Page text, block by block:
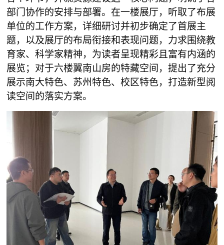
部门协作的安排与部署。在一楼展厅，听取了布展
单位的工作方案，详细研讨并初步确定了首展主
题，以及展厅的布局衔接和表现问题，力求围绕教
育家、科学家精神，为读者呈现精彩且富有内涵的
展览；对于六楼翼南山房的特藏空间，提出了充分
展示南大特色、苏州特色、校区特色，打造新型阅
读空间的落实方案。